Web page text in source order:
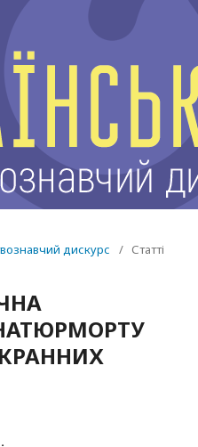
дискурс
/ Статті